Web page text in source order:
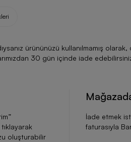
ürününüzü kullanılmamış
30 gün içinde iade
”
oluşturabilir
İade etmek
faturasıyla